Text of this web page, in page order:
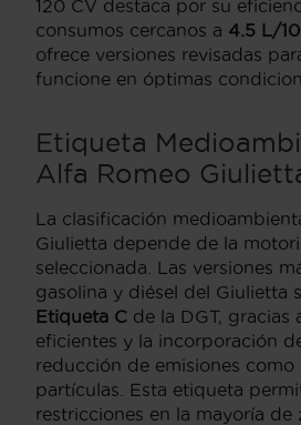
120 CV destaca por su
consumos cercanos a 4.5 L/
ofrece versiones revisadas
funcione en óptimas
Etiqueta
Alfa Romeo
La clasificación
Giulietta depende de la
seleccionada. Las versiones
gasolina y diésel del Giulietta
Etiqueta C de la DGT, gracias
eficientes y la incorporación
reducción de emisiones
partículas. Esta etiqueta
restricciones en la mayoría de